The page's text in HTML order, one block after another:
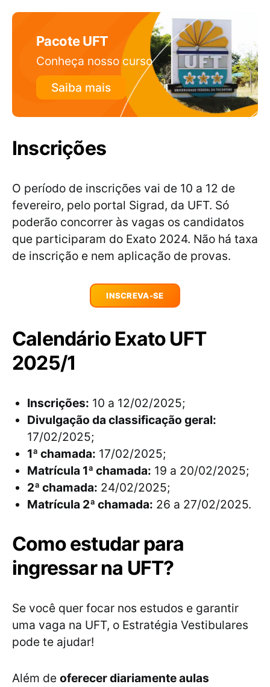
Pacote UFT
Conheça nosso curso
Saiba mais
Inscrições
O período de inscrições vai de 10 a 12 de
fevereiro, pelo portal Sigrad, da UFT. Só
poderão concorrer às vagas os candidatos
que participaram do Exato 2024. Não há taxa
de inscrição e nem aplicação de provas.
INSCREVA-SE
Calendário Exato UFT
2025/1
Inscrições: 10 a 12/02/2025;
Divulgação da classificação geral:
17/02/2025;
1ª chamada: 17/02/2025;
Matrícula 1ª chamada: 19 a 20/02/2025;
2ª chamada: 24/02/2025;
Matrícula 2ª chamada: 26 a 27/02/2025.
Como estudar para
ingressar na UFT?
Se você quer focar nos estudos e garantir
uma vaga na UFT, o Estratégia Vestibulares
pode te ajudar!
Além de oferecer diariamente aulas